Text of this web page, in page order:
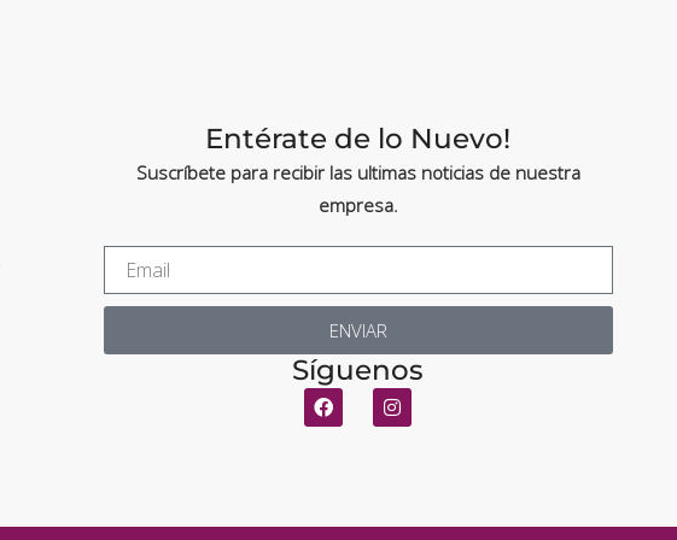
Entérate de lo Nuevo!
Suscríbete para recibir las ultimas noticias de nuestra
empresa.
ENVIAR
Síguenos